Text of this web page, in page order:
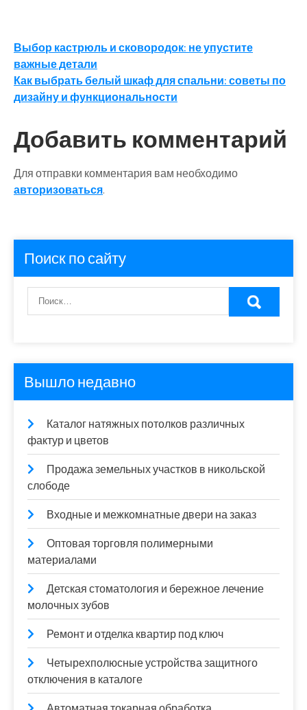
Навигация
по
записям
Выбор кастрюль и сковородок: не упустите
важные детали
Как выбрать белый шкаф для спальни: советы по
дизайну и функциональности
Добавить комментарий
Для отправки комментария вам необходимо
авторизоваться.
Поиск по сайту
Вышло недавно
Каталог натяжных потолков различных
фактур и цветов
Продажа земельных участков в никольской
слободе
Входные и межкомнатные двери на заказ
Оптовая торговля полимерными
материалами
Детская стоматология и бережное лечение
молочных зубов
Ремонт и отделка квартир под ключ
Четырехполюсные устройства защитного
отключения в каталоге